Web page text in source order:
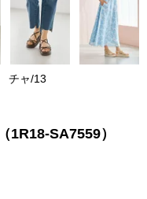
チャ/13
1R18-SA7559）